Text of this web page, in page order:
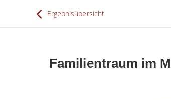
Ergebnisübersicht
Familientraum im